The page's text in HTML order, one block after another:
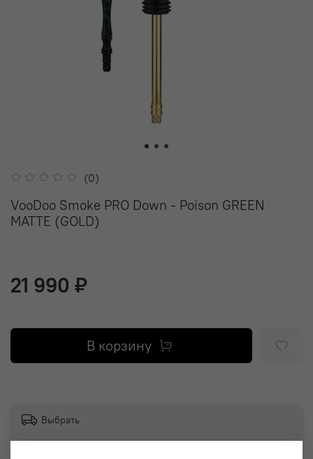
(0)
VooDoo Smoke PRO Down - Poison GREEN
MATTE (GOLD)
21 990 ₽
В корзину
Выбрать